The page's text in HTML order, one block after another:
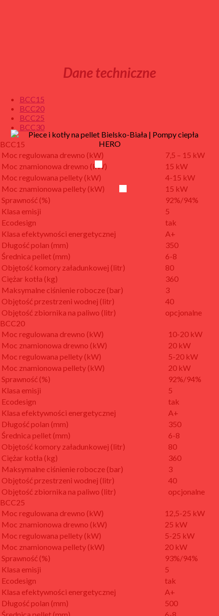
Dane techniczne
BCC15
BCC20
BCC25
BCC30
BCC15
Moc regulowana drewno (kW)
7,5 – 15 kW
Moc znamionowa drewno (kW)
15 kW
Moc regulowana pellety (kW)
4-15 kW
Moc znamionowa pellety (kW)
15 kW
Sprawność (%)
92%/94%
Klasa emisji
5
Ecodesign
tak
Klasa efektywności energetycznej
A+
Długość polan (mm)
350
Średnica pellet (mm)
6-8
Objętość komory załadunkowej (litr)
80
Ciężar kotła (kg)
360
Maksymalne ciśnienie robocze (bar)
3
Objętość przestrzeni wodnej (litr)
40
Objętość zbiornika na paliwo (litr)
opcjonalne
BCC20
Moc regulowana drewno (kW)
10-20 kW
Moc znamionowa drewno (kW)
20 kW
Moc regulowana pellety (kW)
5-20 kW
Moc znamionowa pellety (kW)
20 kW
Sprawność (%)
92%/94%
Klasa emisji
5
Ecodesign
tak
Klasa efektywności energetycznej
A+
Długość polan (mm)
350
Średnica pellet (mm)
6-8
Objętość komory załadunkowej (litr)
80
Ciężar kotła (kg)
360
Maksymalne ciśnienie robocze (bar)
3
Objętość przestrzeni wodnej (litr)
40
Objętość zbiornika na paliwo (litr)
opcjonalne
BCC25
Moc regulowana drewno (kW)
12,5-25 kW
Moc znamionowa drewno (kW)
25 kW
Moc regulowana pellety (kW)
5-25 kW
Moc znamionowa pellety (kW)
20 kW
Sprawność (%)
93%/94%
Klasa emisji
5
Ecodesign
tak
Klasa efektywności energetycznej
A+
Długość polan (mm)
500